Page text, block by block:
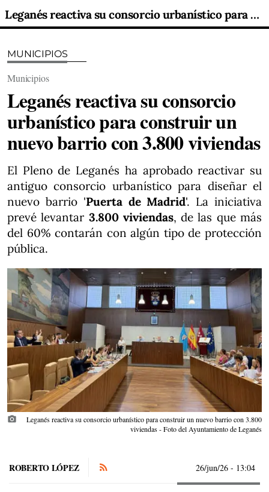
Leganés reactiva su consorcio urbanístico para construir un nuevo barrio con 3.800 viviendas
MUNICIPIOS
Municipios
Leganés reactiva su consorcio
urbanístico para construir un
nuevo barrio con 3.800 viviendas
El Pleno de Leganés ha aprobado reactivar su
antiguo consorcio urbanístico para diseñar el
nuevo barrio 'Puerta de Madrid'. La iniciativa
prevé levantar 3.800 viviendas, de las que más
del 60% contarán con algún tipo de protección
pública.
photo_camera
Leganés reactiva su consorcio urbanístico para construir un nuevo barrio con 3.800
viviendas - Foto del Ayuntamiento de Leganés
ROBERTO LÓPEZ 26/jun/26 - 13:04